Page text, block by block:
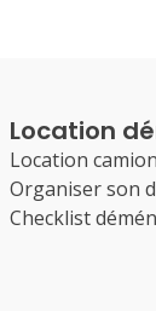
Location
Location
Organiser son
Checklist